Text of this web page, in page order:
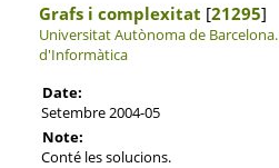
Grafs i complexitat [21295]
Universitat Autònoma de Barcelona.
d'Informàtica
Date:
Setembre 2004-05
Note:
Conté les solucions.